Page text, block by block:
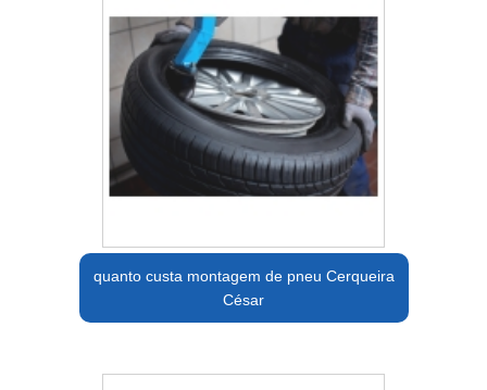
quanto custa montagem de pneu Cerqueira
César